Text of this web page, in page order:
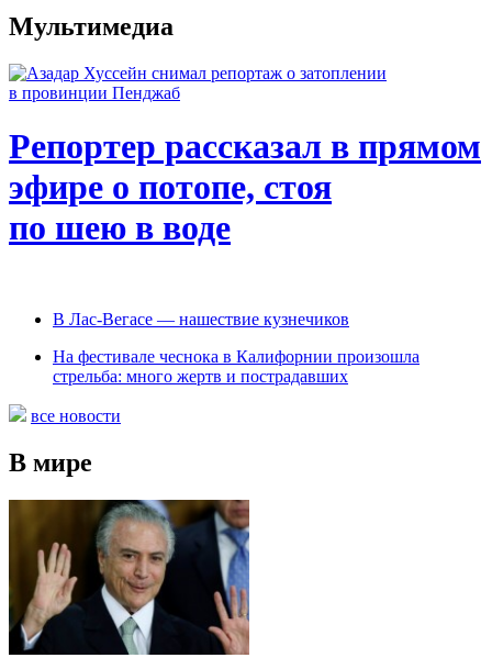
Мультимедиа
Репортер рассказал в прямом
эфире о потопе, стоя
по шею в воде
В Лас-Вегасе — нашествие кузнечиков
На фестивале чеснока в Калифорнии произошла
стрельба: много жертв и пострадавших
все новости
В мире